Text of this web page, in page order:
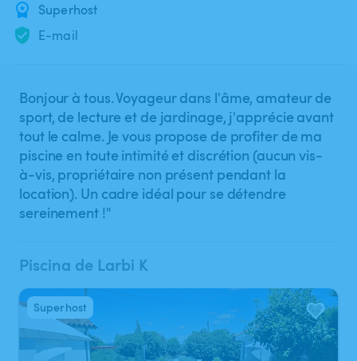
Superhost
E-mail
Bonjour à tous. Voyageur dans l'âme, amateur de
sport, de lecture et de jardinage, j'apprécie avant
tout le calme. Je vous propose de profiter de ma
piscine en toute intimité et discrétion (aucun vis-
à-vis, propriétaire non présent pendant la
location). Un cadre idéal pour se détendre
sereinement !"
Piscina de Larbi K
1/10
Superhost